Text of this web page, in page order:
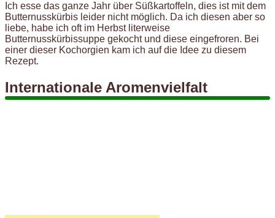
Ich esse das ganze Jahr über Süßkartoffeln, dies ist mit dem
Butternusskürbis leider nicht möglich. Da ich diesen aber so
liebe, habe ich oft im Herbst literweise
Butternusskürbissuppe gekocht und diese eingefroren. Bei
einer dieser Kochorgien kam ich auf die Idee zu diesem
Rezept.
Internationale Aromenvielfalt